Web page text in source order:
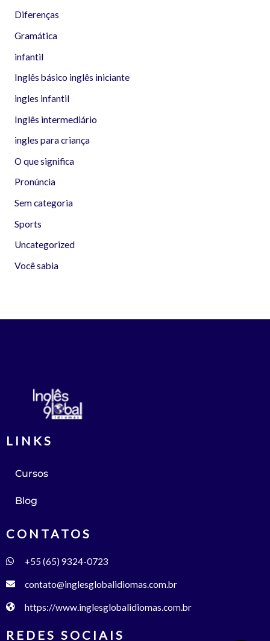
Diferenças
Gramática
infantil
Inglês básico inglês iniciante
ingles infantil
Inglês intermediário
ingles para criança
O que significa
Pronúncia
Sem categoria
Sports
Uncategorized
Você sabia
LINKS
Cursos
Blog
CONTATOS
+55 (65) 9324-0723
contato@inglesglobalidiomas.com.br
https://www.inglesglobalidiomas.com.br
REDES SOCIAIS